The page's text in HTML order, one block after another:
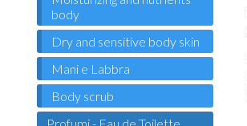
body
Dry and sensitive body skin
Mani e Labbra
Body scrub
Profumi - Eau de Toilette